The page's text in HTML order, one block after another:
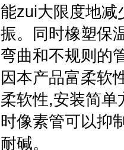
能zui大限度地减
振。同时橡塑保
弯曲和不规则的
因本产品富柔软
柔软性,安装简单
时像素管可以抑
耐碱。